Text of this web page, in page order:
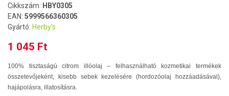
Cikkszám: HBY0305
EAN: 5999566360305
Gyártó: Herby's
1 045 Ft
100% tisztaságú citrom illóolaj – felhasználható kozmetikai termékek
összetevőjeként, kisebb sebek kezelésére (hordozóolaj hozzáadásával),
hajápolásra, illatosításra.